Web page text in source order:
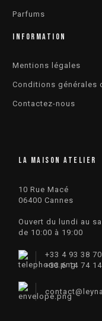
Parfums
INFORMATION
Mentions légales
Conditions générales
Contactez-nous
LA MAISON ATELIER
10 Rue Macé
06400 Cannes
Ouvert du lundi au
de 10:00 à 19:00
+33 4 93 38
+33 6 14 74
contact@